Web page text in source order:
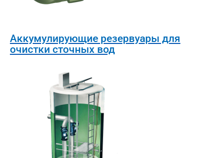
Аккумулирующие резервуары для
очистки сточных вод